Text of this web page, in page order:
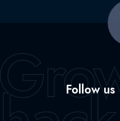
Follow us